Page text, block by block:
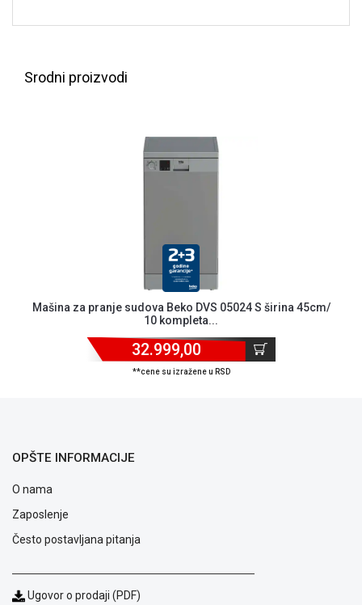
IGRAČKE
Blog
Način
Srodni proizvodi
Mašina za pranje sudova Beko DVS 05024 S širina 45cm/
10 kompleta...
32.999,00
**cene su izražene u RSD
OPŠTE INFORMACIJE
O nama
Zaposlenje
Često postavljana pitanja
Ugovor o prodaji (PDF)